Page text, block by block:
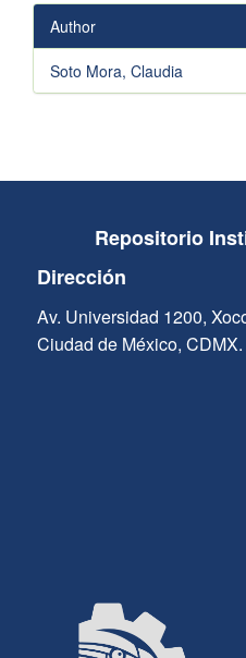
Author
Soto Mora, Claudia
Repositorio
Dirección
Av. Universidad 1200,
Ciudad de México, CDMX.